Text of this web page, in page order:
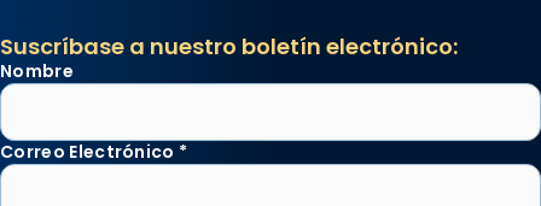
Suscríbase a nuestro boletín electrónico:
Nombre
Correo Electrónico *